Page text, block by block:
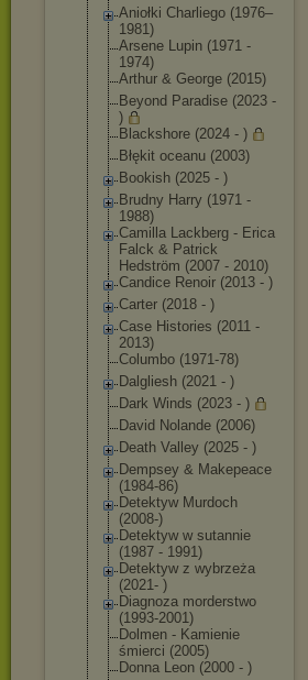
Aniołki Charliego (1976–
1981)
Arsene Lupin (1971 -
1974)
Arthur & George (2015)
Beyond Paradise (2023 -
)
Blackshore (2024 - )
Błękit oceanu (2003)
Bookish (2025 - )
Brudny Harry (1971 -
1988)
Camilla Lackberg - Erica
Falck & Patrick
Hedström (2007 - 2010)
Candice Renoir (2013 - )
Carter (2018 - )
Case Histories (2011 -
2013)
Columbo (1971-78)
Dalgliesh (2021 - )
Dark Winds (2023 - )
David Nolande (2006)
Death Valley (2025 - )
Dempsey & Makepeace
(1984-86)
Detektyw Murdoch
(2008-)
Detektyw w sutannie
(1987 - 1991)
Detektyw z wybrzeża
(2021- )
Diagnoza morderstwo
(1993-2001)
Dolmen - Kamienie
śmierci (2005)
Donna Leon (2000 - )